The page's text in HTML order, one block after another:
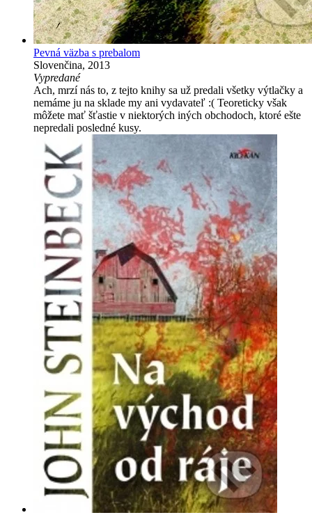
Pevná väzba s prebalom
Slovenčina, 2013
Vypredané
Ach, mrzí nás to, z tejto knihy sa už predali všetky výtlačky a
nemáme ju na sklade my ani vydavateľ :( Teoreticky však
môžete mať šťastie v niektorých iných obchodoch, ktoré ešte
nepredali posledné kusy.